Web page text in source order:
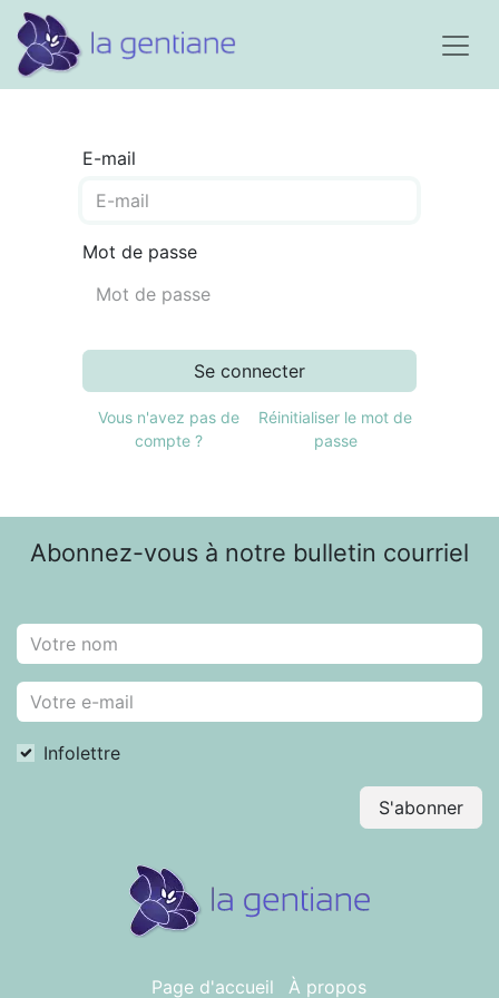
E-mail
Mot de passe
Se connecter
Vous n'avez pas de
compte ?
Réinitialiser le mot de
passe
Abonnez-vous à notre bulletin courriel
Infolettre
S'abonner
Page d'accueil À propos